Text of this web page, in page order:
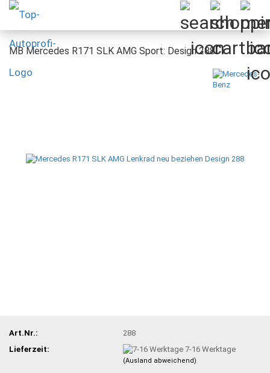
MB Mercedes R171 SLK AMG Sport: Design 288
Art.Nr.:
288
Lieferzeit:
7-16 Werktage
(Ausland abweichend)